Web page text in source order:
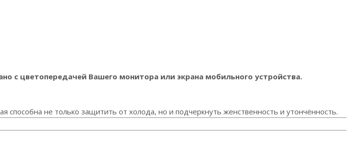
с цветопередачей Вашего монитора или экрана мобильного устройства.
способна не только защитить от холода, но и подчеркнуть женственность и утончённость.